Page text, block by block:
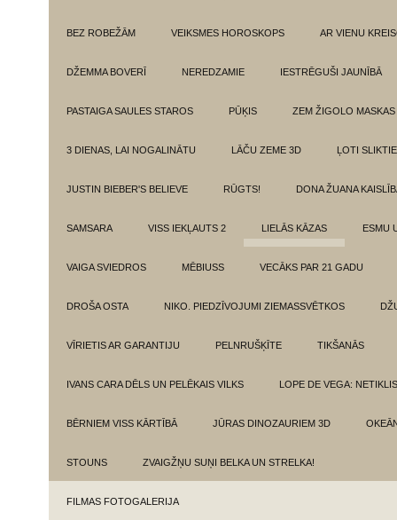
BEZ ROBEŽĀM VEIKSMES HOROSKOPS AR VIENU
DŽEMMA BOVERĪ NEREDZAMIE IESTRĒGUŠI JAUNĪBĀ
PASTAIGA SAULES STAROS PŪĶIS ZEM ŽIGOLO MASKAS
3 DIENAS, LAI NOGALINĀTU LĀČU ZEME 3D ĻOTI
JUSTIN BIEBER'S BELIEVE RŪGTS! DONA ŽUANA
SAMSARA VISS IEKĻAUTS 2 LIELĀS KĀZAS ESMU
VAIGA SVIEDROS MĒBIUSS VECĀKS PAR 21 GADU
DROŠA OSTA NIKO. PIEDZĪVOJUMI ZIEMASSVĒTKOS
VĪRIETIS AR GARANTIJU PELNRUŠĶĪTE TIKŠANĀS
IVANS CARA DĒLS UN PELĒKAIS VILKS LOPE DE VEGA:
BĒRNIEM VISS KĀRTĪBĀ JŪRAS DINOZAURIEM 3D
STOUNS ZVAIGŽŅU SUŅI BELKA UN STRELKA!
FILMAS FOTOGALERIJA